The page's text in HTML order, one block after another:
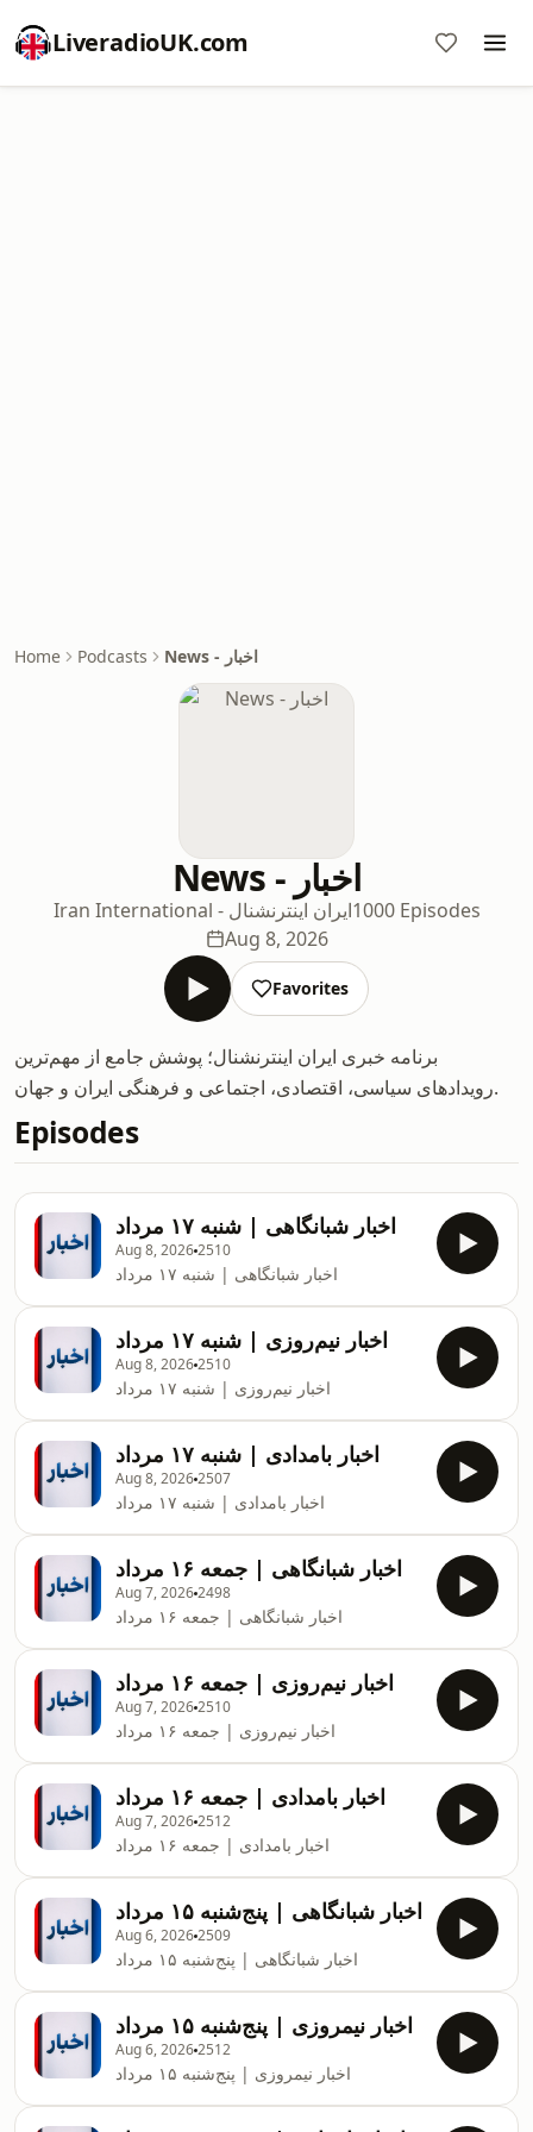
LiveradioUK.com
Home Podcasts News - اخبار
News - اخبار
Iran International - ایران اینترنشنال1000 Episodes
Aug 8, 2026
Favorites
برنامه خبری ایران اینترنشنال؛ پوشش جامع از مهم‌ترین
رویدادهای سیاسی، اقتصادی، اجتماعی و فرهنگی ایران و جهان.
Episodes
اخبار شبانگاهی | شنبه ۱۷ مرداد
Aug 8, 20262510
اخبار شبانگاهی | شنبه ۱۷ مرداد
اخبار نیم‌روزی | شنبه ۱۷ مرداد
Aug 8, 20262510
اخبار نیم‌روزی | شنبه ۱۷ مرداد
اخبار بامدادی | شنبه ۱۷ مرداد
Aug 8, 20262507
اخبار بامدادی | شنبه ۱۷ مرداد
اخبار شبانگاهی | جمعه ۱۶ مرداد
Aug 7, 20262498
اخبار شبانگاهی | جمعه ۱۶ مرداد
اخبار نیم‌روزی | جمعه ۱۶ مرداد
Aug 7, 20262510
اخبار نیم‌روزی | جمعه ۱۶ مرداد
اخبار بامدادی | جمعه ۱۶ مرداد
Aug 7, 20262512
اخبار بامدادی | جمعه ۱۶ مرداد
اخبار شبانگاهی | پنج‌شنبه ۱۵ مرداد
Aug 6, 20262509
اخبار شبانگاهی | پنج‌شنبه ۱۵ مرداد
اخبار نیمروزی | پنج‌شنبه ۱۵ مرداد
Aug 6, 20262512
اخبار نیمروزی | پنج‌شنبه ۱۵ مرداد